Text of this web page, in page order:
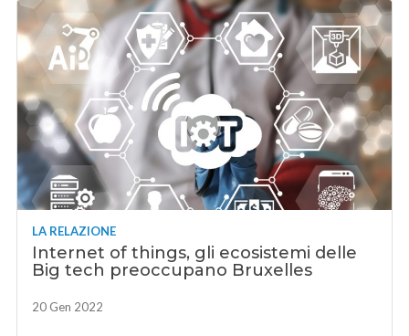
LA RELAZIONE
Internet of things, gli ecosistemi delle
Big tech preoccupano Bruxelles
20 Gen 2022